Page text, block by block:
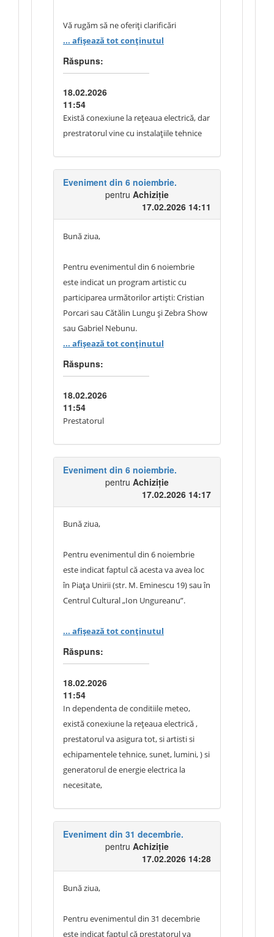
Vă rugăm să ne oferiți clarificări
suplimentare în acest sens. În Piața Unirii
nu există conexiune la rețeaua electrică
sau există, dar cu o capacitate limitată
De asemenea, vă rugăm să confirmați
dacă prestatorul este responsabil pentru
tehnice, cât și pentru desfășurarea
întregului eveniment.
... afișează tot conținutul
Răspuns:
18.02.2026
11:54
Există conexiune la rețeaua electrică, dar
prestratorul vine cu instalațiile tehnice
Eveniment din 6 noiembrie.
pentru Achiziție
17.02.2026 14:11
Bună ziua,
Pentru evenimentul din 6 noiembrie
este indicat un program artistic cu
participarea următorilor artiști: Cristian
Porcari sau Cătălin Lungu și Zebra Show
sau Gabriel Nebunu.
Vă rugăm să ne clarificați cine este
responsabil pentru asigurarea
aceasta revine prestatorului sau
organizatorului.
... afișează tot conținutul
Răspuns:
18.02.2026
11:54
Prestatorul
Eveniment din 6 noiembrie.
pentru Achiziție
17.02.2026 14:17
Bună ziua,
Pentru evenimentul din 6 noiembrie
este indicat faptul că acesta va avea loc
în Piața Unirii (str. M. Eminescu 19) sau în
Centrul Cultural „Ion Ungureanu”.
Vă rugăm să ne clarificați următoarele
aspecte:
desfășura evenimentul?
În cazul desfășurării evenimentului în
Piața Unirii, există conexiune la rețeaua
electrică sau prestatorul urmează să
asigure integral alimentarea cu energie
electrică?
echipamentelor tehnice necesare
programului artistic (sunet, lumini,
Prestatorul va asigura doar programul
desfășurării acestuia?
... afișează tot conținutul
Răspuns:
18.02.2026
11:54
In dependenta de conditiile meteo,
există conexiune la rețeaua electrică ,
prestatorul va asigura tot, si artisti si
echipamentele tehnice, sunet, lumini, ) si
generatorul de energie electrica la
necesitate,
Eveniment din 31 decembrie.
pentru Achiziție
17.02.2026 14:28
Bună ziua,
Pentru evenimentul din 31 decembrie
este indicat faptul că prestatorul va